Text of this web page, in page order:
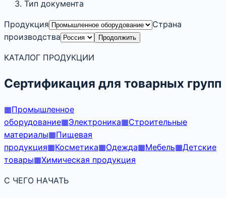
Тип документа
Продукция
Страна
производства
Продолжить
КАТАЛОГ ПРОДУКЦИИ
Сертификация для товарных групп
▦Промышленное
оборудование▦Электроника▦Строительные
материалы▦Пищевая
продукция▦Косметика▦Одежда▦Мебель▦Детские
товары▦Химическая продукция
С ЧЕГО НАЧАТЬ